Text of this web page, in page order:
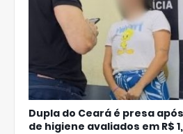
Dupla do Ceará é presa
de higiene avaliados em R$